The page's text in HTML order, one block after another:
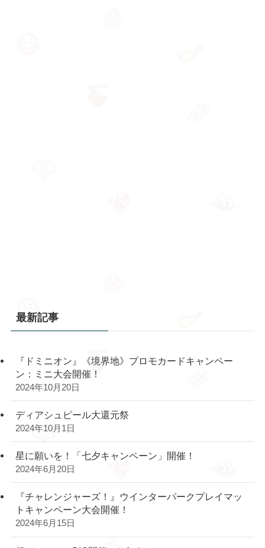
最新記事
『ドミニオン』《境界地》プロモカードキャンペー
ン：ミニ大会開催！
2024年10月20日
ディアシュピール大還元祭
2024年10月1日
星に願いを！「七夕キャンペーン」開催！
2024年6月20日
『チャレンジャーズ！』ウインターパークプレイマッ
トキャンペーン大会開催！
2024年6月15日